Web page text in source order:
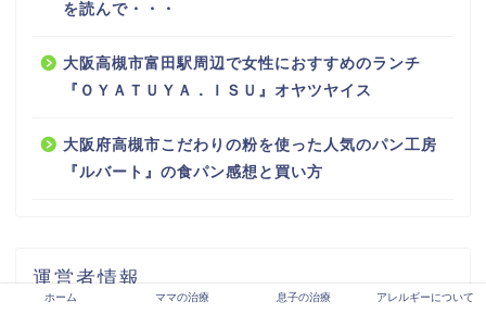
を読んで・・・
大阪高槻市富田駅周辺で女性におすすめのランチ
『ＯＹＡＴＵＹＡ．ＩＳＵ』オヤツヤイス
大阪府高槻市こだわりの粉を使った人気のパン工房
『ルバート』の食パン感想と買い方
運営者情報
ホーム ママの治療 息子の治療 アレルギーについて